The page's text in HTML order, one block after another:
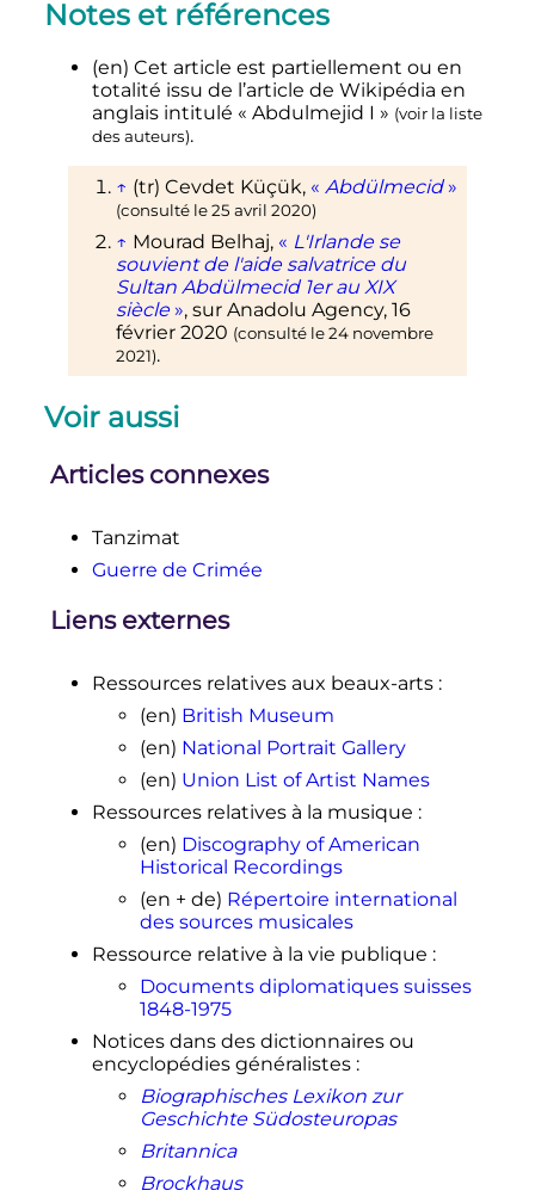
Notes et références
(en) Cet article est partiellement ou en
totalité issu de l’article de Wikipédia en
anglais intitulé « Abdulmejid I » (voir la liste
des auteurs).
↑ (tr) Cevdet Küçük, « Abdülmecid »
(consulté le25 avril 2020)
↑ Mourad Belhaj, « L'Irlande se
souvient de l'aide salvatrice du
Sultan Abdülmecid 1er au XIX
siècle », sur Anadolu Agency, 16
février 2020 (consulté le24 novembre
2021).
Voir aussi
Articles connexes
Tanzimat
Guerre de Crimée
Liens externes
Ressources relatives aux beaux-arts:
(en) British Museum
(en) National Portrait Gallery
(en) Union List of Artist Names
Ressources relatives à la musique :
(en) Discography of American
Historical Recordings
(en + de) Répertoire international
des sources musicales
Ressource relative à la vie publique :
Documents diplomatiques suisses
1848-1975
Notices dans des dictionnaires ou
encyclopédies généralistes:
Biographisches Lexikon zur
Geschichte Südosteuropas
Britannica
Brockhaus